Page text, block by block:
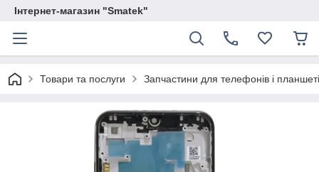
Інтернет-магазин "Smatek"
Товари та послуги Запчастини для телефонів і